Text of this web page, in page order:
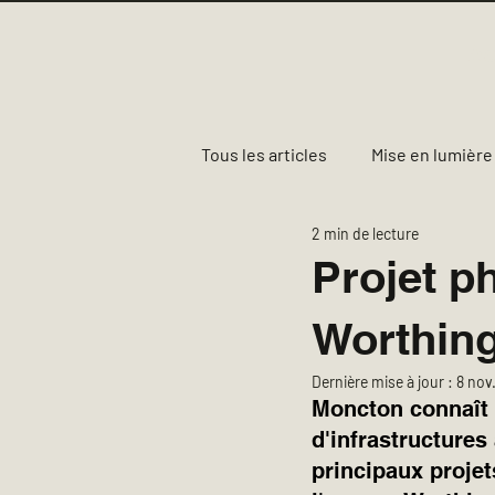
Tous les articles Mise en
Rémunération, avantages
Moncton Fredericton
Projet
2 min de lecture
Dernière mise à jour : 8
Moncton
d'infrastructures
principaux